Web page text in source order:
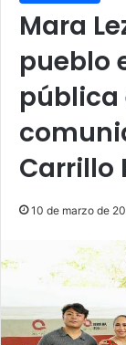
Mara
pueblo
pública
Carrillo
10 de marzo de